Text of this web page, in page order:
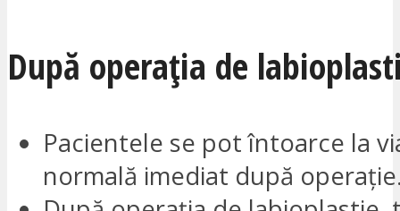
După operația de
Pacientele se pot întoarce la
normală imediat după